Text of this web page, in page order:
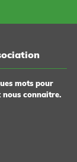
mots pour
nous connaitre.